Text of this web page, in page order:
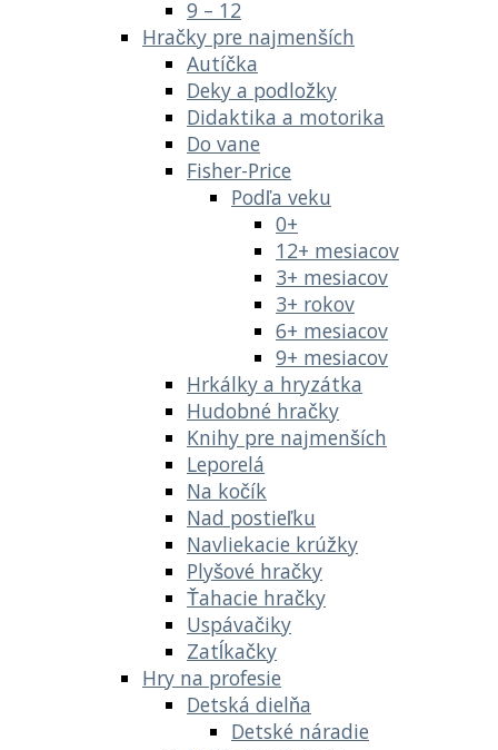
9 – 12
Hračky pre najmenších
Autíčka
Deky a podložky
Didaktika a motorika
Do vane
Fisher-Price
Podľa veku
0+
12+ mesiacov
3+ mesiacov
3+ rokov
6+ mesiacov
9+ mesiacov
Hrkálky a hryzátka
Hudobné hračky
Knihy pre najmenších
Leporelá
Na kočík
Nad postieľku
Navliekacie krúžky
Plyšové hračky
Ťahacie hračky
Uspávačiky
Zatĺkačky
Hry na profesie
Detská dielňa
Detské náradie